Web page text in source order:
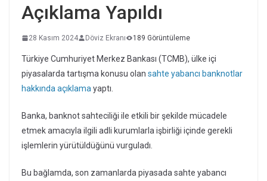
Açıklama Yapıldı
28 Kasım 2024 Döviz Ekranı 189 Görüntüleme
Türkiye Cumhuriyet Merkez Bankası (TCMB), ülke içi
piyasalarda tartışma konusu olan sahte yabancı banknotlar
hakkında açıklama yaptı.
Banka, banknot sahteciliği ile etkili bir şekilde mücadele
etmek amacıyla ilgili adli kurumlarla işbirliği içinde gerekli
işlemlerin yürütüldüğünü vurguladı.
Bu bağlamda, son zamanlarda piyasada sahte yabancı